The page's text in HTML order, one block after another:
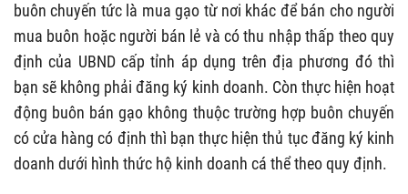
buôn chuyến tức là mua gạo từ nơi khác để bán cho người
mua buôn hoặc người bán lẻ và có thu nhập thấp theo quy
định của UBND cấp tỉnh áp dụng trên địa phương đó thì
bạn sẽ không phải đăng ký kinh doanh. Còn thực hiện hoạt
động buôn bán gạo không thuộc trường hợp buôn chuyến
có cửa hàng có định thì bạn thực hiện thủ tục đăng ký kinh
doanh dưới hình thức hộ kinh doanh cá thể theo quy định.